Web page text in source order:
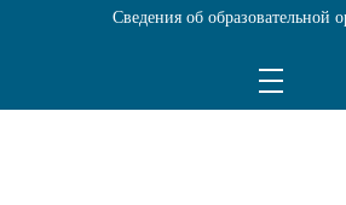
Сведения об образовательной